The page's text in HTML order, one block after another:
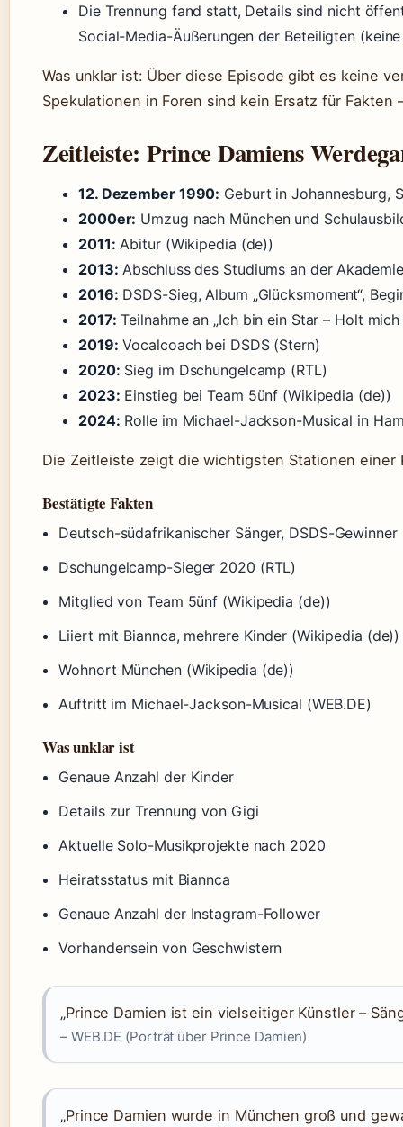
Die Trennung fand statt, Details sind nicht
Social-Media-Äußerungen der Beteiligten
Was unklar ist: Über diese Episode gibt es keine
Spekulationen in Foren sind kein Ersatz für
Zeitleiste: Prince Damiens
12. Dezember 1990: Geburt in Johannesburg,
2000er: Umzug nach München und
2011: Abitur (Wikipedia (de))
2013: Abschluss des Studiums an der
2016: DSDS-Sieg, Album „Glücksmoment“,
2017: Teilnahme an „Ich bin ein Star – Holt
2019: Vocalcoach bei DSDS (Stern)
2020: Sieg im Dschungelcamp (RTL)
2023: Einstieg bei Team 5ünf (Wikipedia (de))
2024: Rolle im Michael-Jackson-Musical in
Die Zeitleiste zeigt die wichtigsten Stationen
Bestätigte Fakten
Deutsch-südafrikanischer Sänger, DSDS-
Dschungelcamp-Sieger 2020 (RTL)
Mitglied von Team 5ünf (Wikipedia (de))
Liiert mit Biannca, mehrere Kinder (Wikipedia (de))
Wohnort München (Wikipedia (de))
Auftritt im Michael-Jackson-Musical (WEB.DE)
Was unklar ist
Genaue Anzahl der Kinder
Details zur Trennung von Gigi
Aktuelle Solo-Musikprojekte nach 2020
Heiratsstatus mit Biannca
Genaue Anzahl der Instagram-Follower
Vorhandensein von Geschwistern
„Prince Damien ist ein vielseitiger Künstler –
– WEB.DE (Porträt über Prince Damien)
„Prince Damien wurde in München groß und